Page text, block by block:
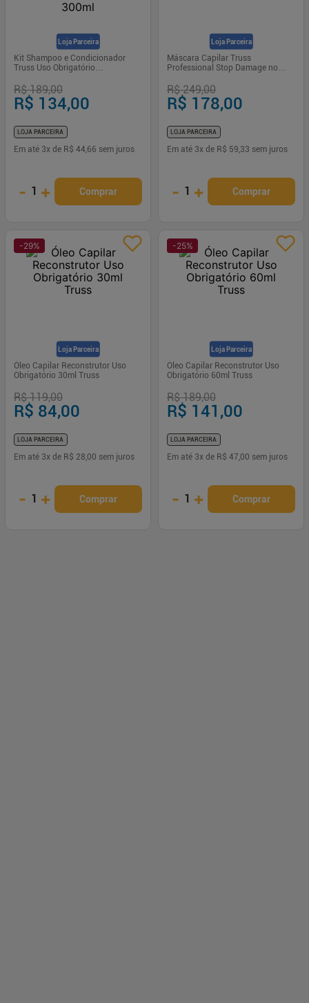
Loja Parceira
Kit Shampoo e Condicionador
Truss Uso Obrigatório
R$ 189,00
R$ 134,00
LOJA PARCEIRA
Em até 3x de R$ 44,66 sem juros
- 1 + Comprar
Loja Parceira
Máscara Capilar Truss
Professional Stop Damage no
R$ 249,00
R$ 178,00
LOJA PARCEIRA
Em até 3x de R$ 59,33 sem juros
- 1 + Comprar
Loja Parceira
-29%
Óleo Capilar Reconstrutor Uso
Obrigatório 30ml Truss
R$ 119,00
R$ 84,00
LOJA PARCEIRA
Em até 3x de R$ 28,00 sem juros
- 1 + Comprar
Loja Parceira
-25%
Óleo Capilar Reconstrutor Uso
Obrigatório 60ml Truss
R$ 189,00
R$ 141,00
LOJA PARCEIRA
Em até 3x de R$ 47,00 sem juros
- 1 + Comprar